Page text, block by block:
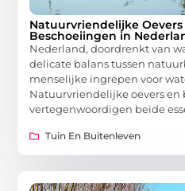
Natuurvriendelijke Oevers
Beschoeiingen in
Nederland, doordrenkt van
delicate balans tussen
menselijke ingrepen voor
Natuurvriendelijke oevers en
vertegenwoordigen beide
Tuin En Buitenleven